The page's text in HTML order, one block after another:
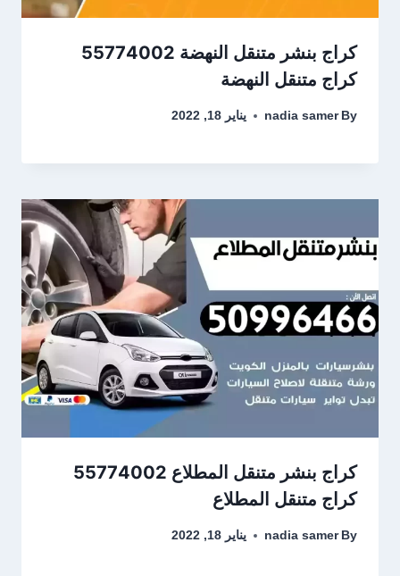
كراج متنقل النهضة
By
nadia samer يناير 18, 2022
كراج متنقل المطلاع
By
nadia samer يناير 18, 2022